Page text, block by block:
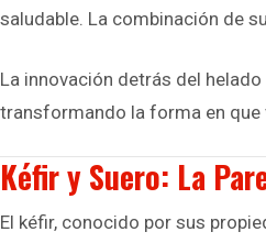
saludable. La combinación de
La innovación detrás del
transformando la forma en
Kéfir y Suero: La
El kéfir, conocido por sus